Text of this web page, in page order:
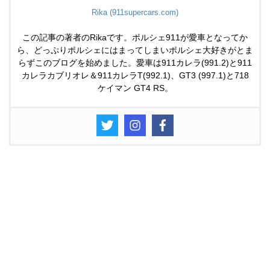
Rika (911supercars.com)
この記事の著者のRikaです。ポルシェ911が愛車となってか
ら、どっぷりポルシェにはまってしまいポルシェ大好きがとま
らずこのブログを始めました。愛車は911カレラ(991.2)と911
カレラカブリオレ＆911カレラT(992.1)、GT3 (997.1)と718
ケイマン GT4 RS。